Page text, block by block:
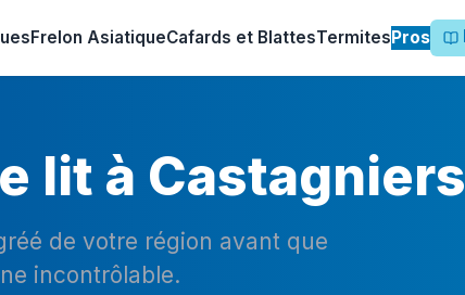
Frelon AsiatiqueCafards et BlattesTermitesPros
lit à Castagniers
de votre région avant que
incontrôlable.